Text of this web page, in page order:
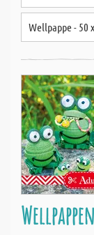
Wellpappe - 50